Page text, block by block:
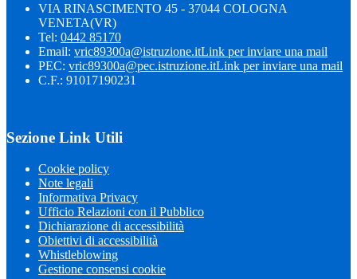
VIA RINASCIMENTO 45 - 37044 COLOGNA
VENETA(VR)
Tel: 0442 85170
Email: vric89300a@istruzione.itLink per inviare una mail
PEC: vric89300a@pec.istruzione.itLink per inviare una mail
C.F.: 91017190231
Sezione Link Utili
Cookie policy
Note legali
Informativa Privacy
Ufficio Relazioni con il Pubblico
Dichiarazione di accessibilità
Obiettivi di accessibilità
Whistleblowing
Gestione consensi cookie